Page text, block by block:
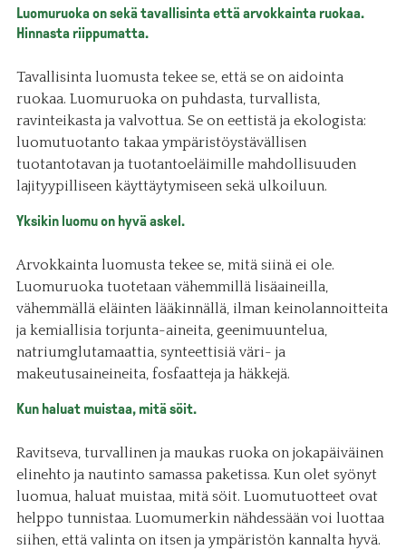
Luomuruoka on sekä tavallisinta että arvokkainta ruokaa.
Hinnasta riippumatta.
Tavallisinta luomusta tekee se, että se on aidointa
ruokaa. Luomuruoka on puhdasta, turvallista,
ravinteikasta ja valvottua. Se on eettistä ja ekologista:
luomutuotanto takaa ympäristöystävällisen
tuotantotavan ja tuotantoeläimille mahdollisuuden
lajityypilliseen käyttäytymiseen sekä ulkoiluun.
Yksikin luomu on hyvä askel.
Arvokkainta luomusta tekee se, mitä siinä ei ole.
Luomuruoka tuotetaan vähemmillä lisäaineilla,
vähemmällä eläinten lääkinnällä, ilman keinolannoitteita
ja kemiallisia torjunta-aineita, geenimuuntelua,
natriumglutamaattia, synteettisiä väri- ja
makeutusaineineita, fosfaatteja ja häkkejä.
Kun haluat muistaa, mitä söit.
Ravitseva, turvallinen ja maukas ruoka on jokapäiväinen
elinehto ja nautinto samassa paketissa. Kun olet syönyt
luomua, haluat muistaa, mitä söit. Luomutuotteet ovat
helppo tunnistaa. Luomumerkin nähdessään voi luottaa
siihen, että valinta on itsen ja ympäristön kannalta hyvä.